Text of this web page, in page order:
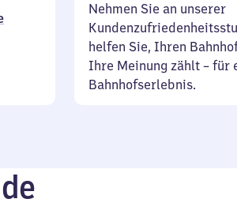
Nehmen Sie an unserer
helfen Sie, Ihren
Ihre Meinung zählt – für
Bahnhofserlebnis.